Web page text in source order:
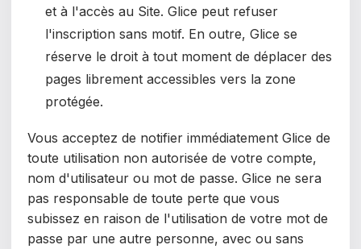
et à l'accès au Site. Glice peut refuser
l'inscription sans motif. En outre, Glice se
réserve le droit à tout moment de déplacer des
pages librement accessibles vers la zone
protégée.
Vous acceptez de notifier immédiatement Glice de
toute utilisation non autorisée de votre compte,
nom d'utilisateur ou mot de passe. Glice ne sera
pas responsable de toute perte que vous
subissez en raison de l'utilisation de votre mot de
passe par une autre personne, avec ou sans